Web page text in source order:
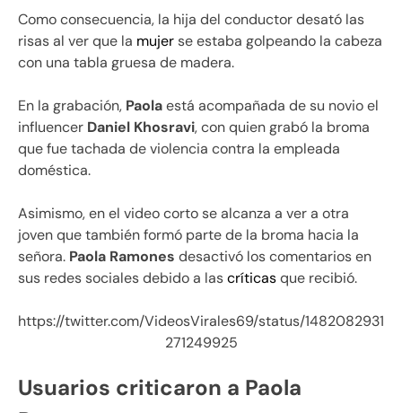
Como consecuencia, la hija del conductor desató las
risas al ver que la mujerse estaba golpeando la cabeza
con una tabla gruesa de madera.
En la grabación, Paolaestá acompañada de su novio el
influencer Daniel Khosravi, con quien grabó la broma
que fue tachada de violencia contra la empleada
doméstica.
Asimismo, en el video corto se alcanza a ver a otra
joven que también formó parte de la broma hacia la
señora. Paola Ramones desactivó los comentarios en
sus redes sociales debido a lascríticasque recibió.
https://twitter.com/VideosVirales69/status/1482082931
271249925
Usuarios criticaron a Paola